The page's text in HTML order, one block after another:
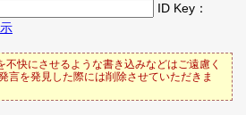
ID Key：
快にさせるような書き込みなどはご遠慮く
言を発見した際には削除させていただきま